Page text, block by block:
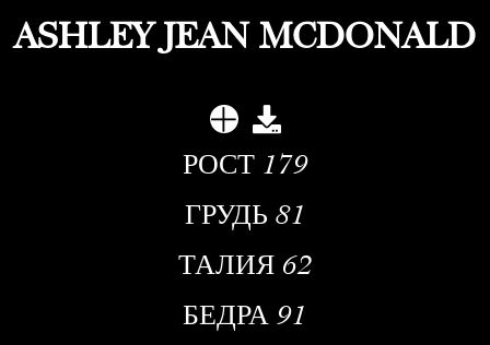
ASHLEY JEAN MCDONALD
РОСТ 179
ГРУДЬ 81
ТАЛИЯ 62
БЕДРА 91